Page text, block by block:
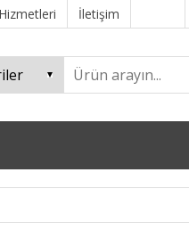
İletişim